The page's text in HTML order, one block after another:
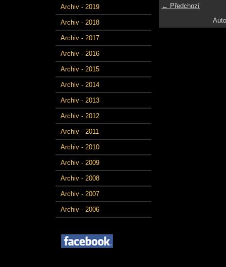
Archiv - 2019
Archiv - 2018
Archiv - 2017
Archiv - 2016
Archiv - 2015
Archiv - 2014
Archiv - 2013
Archiv - 2012
Archiv - 2011
Archiv - 2010
Archiv - 2009
Archiv - 2008
Archiv - 2007
Archiv - 2006
← Předchozí